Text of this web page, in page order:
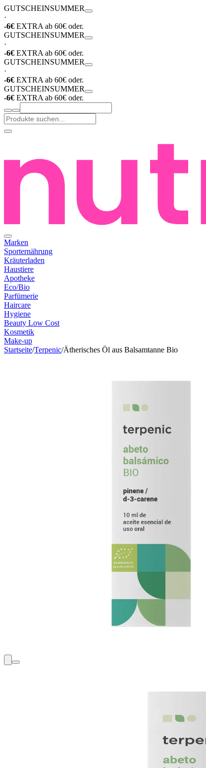
GUTSCHEINSUMMER
·
-6€ EXTRA ab 60€ oder.
GUTSCHEINSUMMER
·
-6€ EXTRA ab 60€ oder.
GUTSCHEINSUMMER
·
-6€ EXTRA ab 60€ oder.
GUTSCHEINSUMMER
-6€ EXTRA ab 60€ oder.
Marken
Sporternährung
Kräuterladen
Haustiere
Apotheke
Eco/Bio
Parfümerie
Haircare
Hygiene
Beauty Low Cost
Kosmetik
Make-up
Startseite/Terpenic/Ätherisches Öl aus Balsamtanne Bio